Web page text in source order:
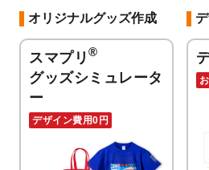
オリジナルグッズ作成
スマプリ ®
グッズシミュレータ
ー
デザイン費用0円